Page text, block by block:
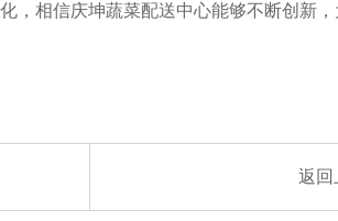
，相信庆坤蔬菜配送中心能够不断创新
返回